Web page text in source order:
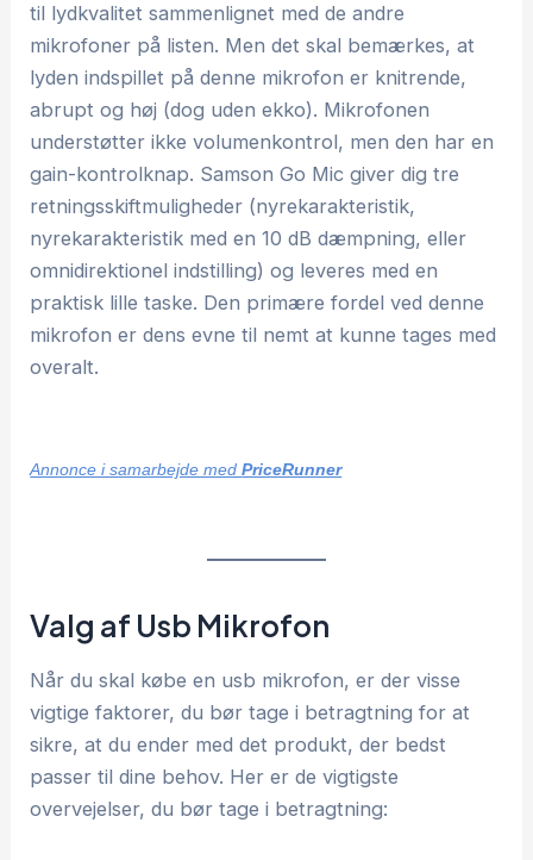
til lydkvalitet sammenlignet med de andre
mikrofoner på listen. Men det skal bemærkes, at
lyden indspillet på denne mikrofon er knitrende,
abrupt og høj (dog uden ekko). Mikrofonen
understøtter ikke volumenkontrol, men den har en
gain-kontrolknap. Samson Go Mic giver dig tre
retningsskiftmuligheder (nyrekarakteristik,
nyrekarakteristik med en 10 dB dæmpning, eller
omnidirektionel indstilling) og leveres med en
praktisk lille taske. Den primære fordel ved denne
mikrofon er dens evne til nemt at kunne tages med
overalt.
Annonce i samarbejde medPriceRunner
Valg af Usb Mikrofon
Når du skal købe en usb mikrofon, er der visse
vigtige faktorer, du bør tage i betragtning for at
sikre, at du ender med det produkt, der bedst
passer til dine behov. Her er de vigtigste
overvejelser, du bør tage i betragtning: